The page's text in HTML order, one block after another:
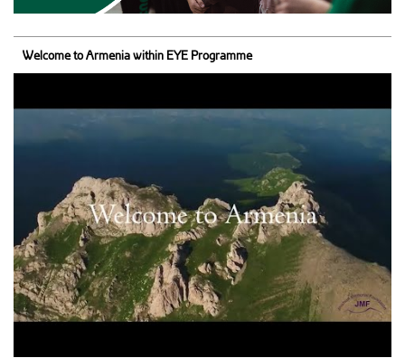
Welcome to Armenia within EYE Programme